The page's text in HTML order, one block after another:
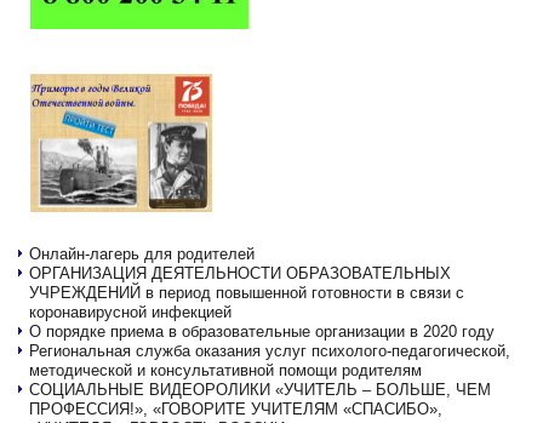
Онлайн-лагерь для родителей
ОРГАНИЗАЦИЯ ДЕЯТЕЛЬНОСТИ ОБРАЗОВАТЕЛЬНЫХ
УЧРЕЖДЕНИЙ в период повышенной готовности в связи с
коронавирусной инфекцией
О порядке приема в образовательные организации в 2020 году
Региональная служба оказания услуг психолого-педагогической,
методической и консультативной помощи родителям
СОЦИАЛЬНЫЕ ВИДЕОРОЛИКИ «УЧИТЕЛЬ – БОЛЬШЕ, ЧЕМ
ПРОФЕССИЯ!», «ГОВОРИТЕ УЧИТЕЛЯМ «СПАСИБО»,